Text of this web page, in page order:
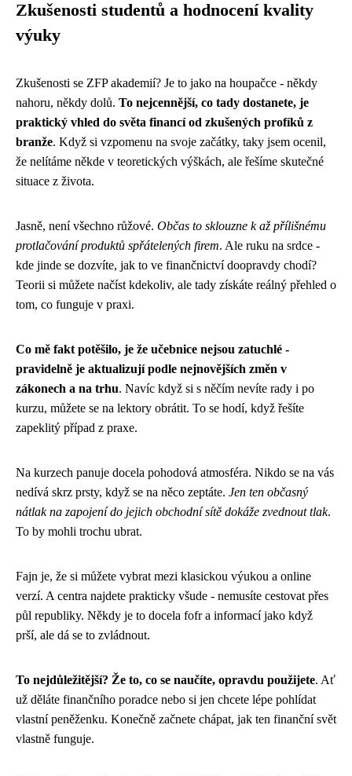
Zkušenosti studentů a hodnocení kvality
výuky
Zkušenosti se ZFP akademií? Je to jako na houpačce - někdy
nahoru, někdy dolů. To nejcennější, co tady dostanete, je
praktický vhled do světa financí od zkušených profíků z
branže. Když si vzpomenu na svoje začátky, taky jsem ocenil,
že nelítáme někde v teoretických výškách, ale řešíme skutečné
situace z života.
Jasně, není všechno růžové. Občas to sklouzne k až přílišnému
protlačování produktů spřátelených firem. Ale ruku na srdce -
kde jinde se dozvíte, jak to ve finančnictví doopravdy chodí?
Teorii si můžete načíst kdekoliv, ale tady získáte reálný přehled o
tom, co funguje v praxi.
Co mě fakt potěšilo, je že učebnice nejsou zatuchlé -
pravidelně je aktualizují podle nejnovějších změn v
zákonech a na trhu. Navíc když si s něčím nevíte rady i po
kurzu, můžete se na lektory obrátit. To se hodí, když řešíte
zapeklitý případ z praxe.
Na kurzech panuje docela pohodová atmosféra. Nikdo se na vás
nedívá skrz prsty, když se na něco zeptáte. Jen ten občasný
nátlak na zapojení do jejich obchodní sítě dokáže zvednout tlak.
To by mohli trochu ubrat.
Fajn je, že si můžete vybrat mezi klasickou výukou a online
verzí. A centra najdete prakticky všude - nemusíte cestovat přes
půl republiky. Někdy je to docela fofr a informací jako když
prší, ale dá se to zvládnout.
To nejdůležitější? Že to, co se naučíte, opravdu použijete. Ať
už děláte finančního poradce nebo si jen chcete lépe pohlídat
vlastní peněženku. Konečně začnete chápat, jak ten finanční svět
vlastně funguje.